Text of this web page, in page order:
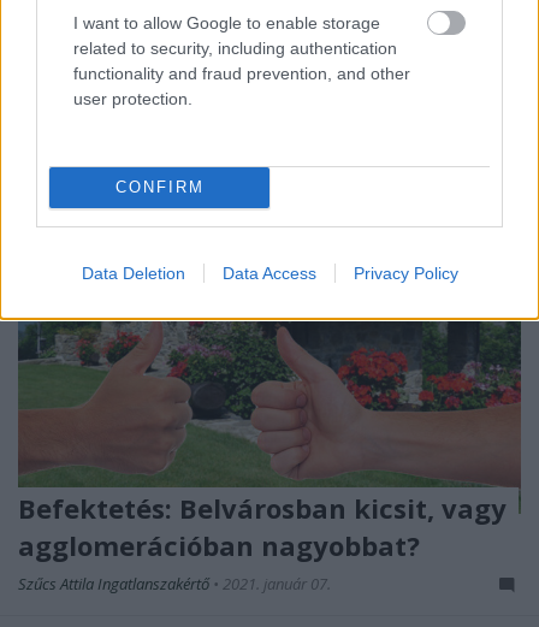
I want to allow Google to enable storage
related to security, including authentication
functionality and fraud prevention, and other
user protection.
CONFIRM
Data Deletion Data Access Privacy Policy
mutat. Ez derül ki az ingatlan.com legújabb
összeállításából, amely saját adatok alapján a
kínálat és a kereslet februári alakulását…
Befektetés: Belvárosban kicsit, vagy
agglomerációban nagyobbat?
Szűcs Attila Ingatlanszakértő • 2021. január 07.